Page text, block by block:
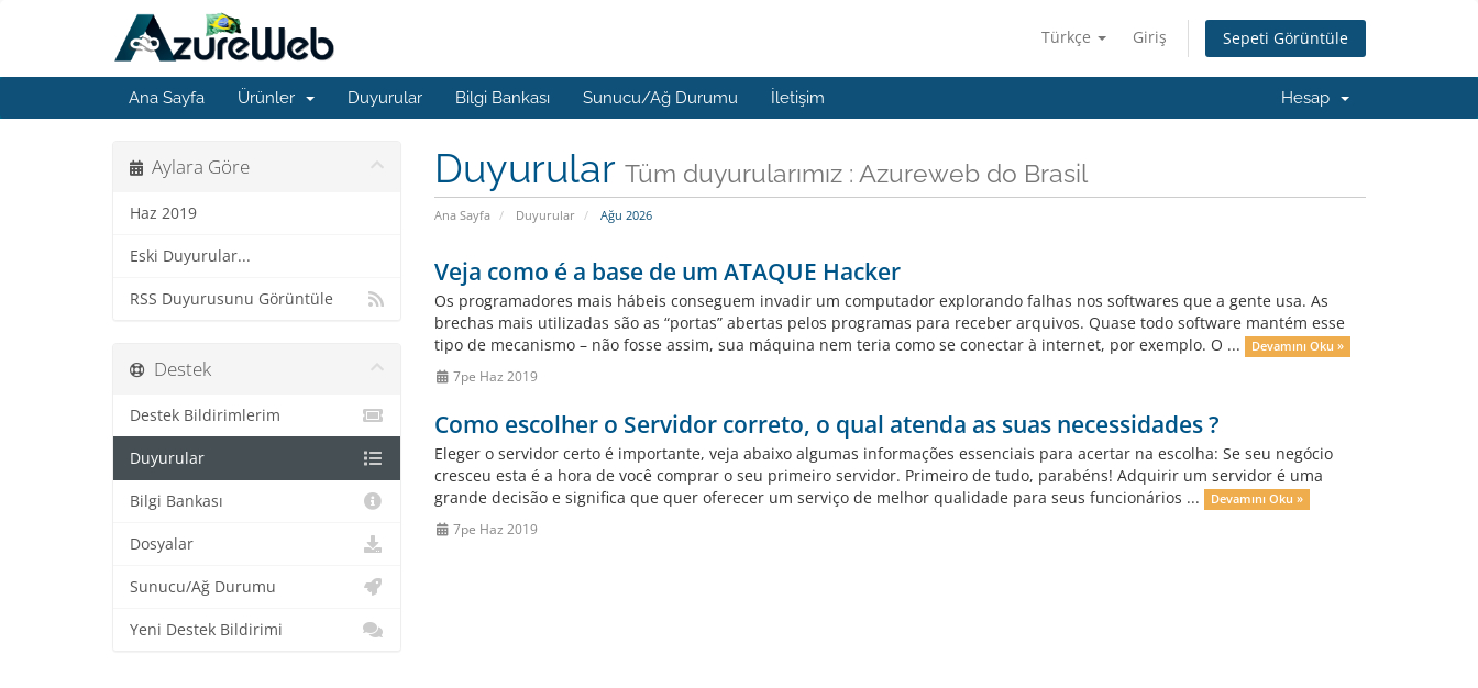
Türkçe Giriş Sepeti Görüntüle
Ana Sayfa Ürünler Duyurular Bilgi Bankası Sunucu/Ağ Durumu İletişim Hesap
Duyurular Tüm duyurularımız : Azureweb do Brasil
Ana Sayfa Duyurular Ağu 2026
Aylara Göre
Haz 2019
Eski Duyurular...
RSS Duyurusunu Görüntüle
Veja como é a base de um ATAQUE Hacker
Os programadores mais hábeis conseguem invadir um computador explorando falhas nos softwares que a gente usa. As
brechas mais utilizadas são as “portas” abertas pelos programas para receber arquivos. Quase todo software mantém esse
tipo de mecanismo – não fosse assim, sua máquina nem teria como se conectar à internet, por exemplo. O ...
Devamını Oku »
7pe Haz 2019
Como escolher o Servidor correto, o qual atenda as suas necessidades ?
Eleger o servidor certo é importante, veja abaixo algumas informações essenciais para acertar na escolha: Se seu negócio
cresceu esta é a hora de você comprar o seu primeiro servidor. Primeiro de tudo, parabéns! Adquirir um servidor é uma
grande decisão e significa que quer oferecer um serviço de melhor qualidade para seus funcionários ...
Devamını Oku »
7pe Haz 2019
Destek
Destek Bildirimlerim
Duyurular
Bilgi Bankası
Dosyalar
Sunucu/Ağ Durumu
Yeni Destek Bildirimi